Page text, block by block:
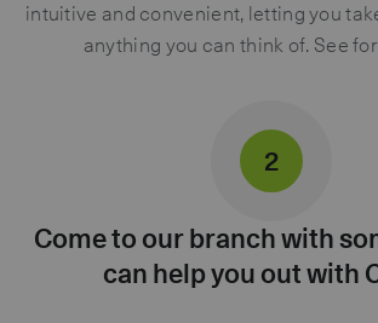
intuitive and convenient, letting you
anything you can think of. See
2
Come to our branch with
can help you out with